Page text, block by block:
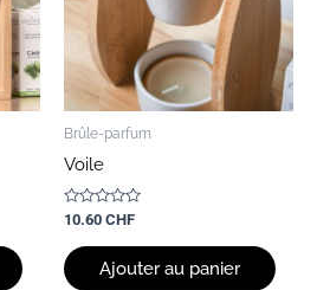
Brûle-parfum
Voile
Note
sur
5
10.60 CHF
Ajouter au panier